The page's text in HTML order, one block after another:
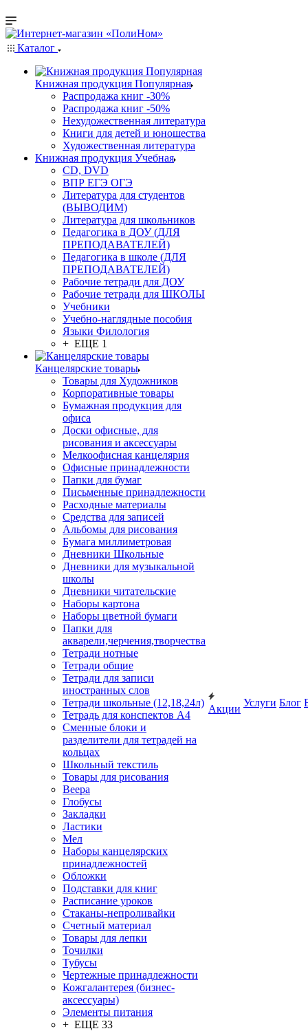
Каталог
Книжная продукция Популярная
Распродажа книг -30%
Распродажа книг -50%
Нехудожественная литература
Книги для детей и юношества
Художественная литература
Книжная продукция Учебная
CD, DVD
ВПР ЕГЭ ОГЭ
Литература для студентов
(ВЫВОДИМ)
Литература для школьников
Педагогика в ДОУ (ДЛЯ
ПРЕПОДАВАТЕЛЕЙ)
Педагогика в школе (ДЛЯ
ПРЕПОДАВАТЕЛЕЙ)
Рабочие тетради для ДОУ
Рабочие тетради для ШКОЛЫ
Учебники
Учебно-наглядные пособия
Языки Филология
+ ЕЩЕ 1
Канцелярские товары
Товары для Художников
Корпоративные товары
Бумажная продукция для
офиса
Доски офисные, для
рисования и аксессуары
Мелкоофисная канцелярия
Офисные принадлежности
Папки для бумаг
Письменные принадлежности
Расходные материалы
Средства для записей
Альбомы для рисования
Бумага миллиметровая
Дневники Школьные
Дневники для музыкальной
школы
Дневники читательские
Наборы картона
Наборы цветной бумаги
Папки для
акварели,черчения,творчества
Тетради нотные
Тетради общие
Тетради для записи
иностранных слов
Тетради школьные (12,18,24л)
Тетрадь для конспектов А4
Сменные блоки и
разделители для тетрадей на
кольцах
Школьный текстиль
Товары для рисования
Веера
Глобусы
Закладки
Ластики
Мел
Наборы канцелярских
принадлежностей
Обложки
Подставки для книг
Расписание уроков
Стаканы-непроливайки
Счетный материал
Товары для лепки
Точилки
Тубусы
Чертежные принадлежности
Кожгалантерея (бизнес-
аксессуары)
Элементы питания
+ ЕЩЕ 33
Акции
Услуги Блог